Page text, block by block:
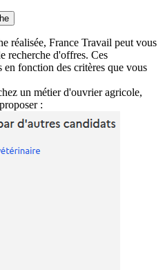
réalisée, France Travail peut vous
recherche d'offres. Ces
en fonction des critères que vous
un métier d'ouvrier agricole,
: